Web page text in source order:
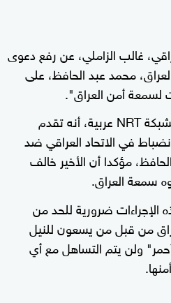
غالب الزاملي، عن رفع دعوى
محمد عبد الحافظ، على
لسمعة أمن العراق".
وأوضح الزاملي في تصريح لشبكة NRT عربية، أنه تقدم
في الاتحاد العراقي ضد
مؤكدا أن الأخير خالف
سمعة العراق.
الإجراءات ضرورية للحد من
من قبل من يسعون للنيل
ولن يتم التساهل مع أي